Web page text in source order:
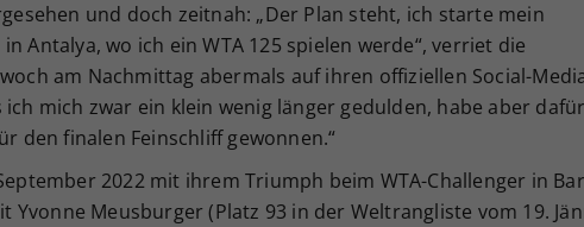
und doch zeitnah: „Der Plan steht, ich starte mein
Antalya, wo ich ein WTA 125 spielen werde“, verriet die
am Nachmittag abermals auf ihren offiziellen Social-
ich mich zwar ein klein wenig länger gedulden, habe aber dafür
den finalen Feinschliff gewonnen.“
2022 mit ihrem Triumph beim WTA-Challenger in
Yvonne Meusburger (Platz 93 in der Weltrangliste vom 19.